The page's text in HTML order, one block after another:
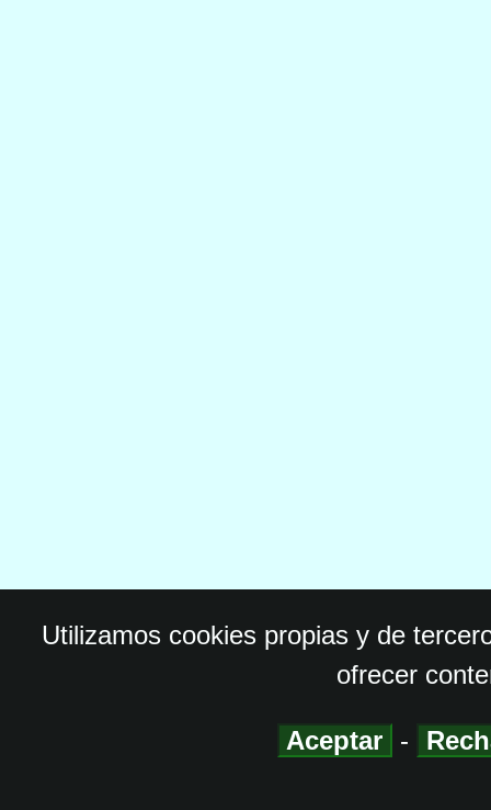
Utilizamos cookies propias y de
ofrecer
Aceptar -